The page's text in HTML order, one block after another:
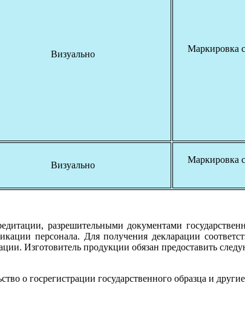
Визуально
Маркировка
Визуально
Маркировка
разрешительными документами
персонала. Для получения декларации
Изготовитель продукции обязан предоставить
о госрегистрации государственного образца и